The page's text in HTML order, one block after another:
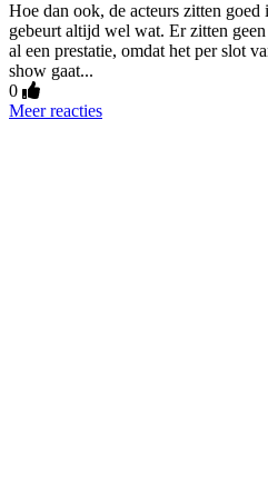
Hoe dan ook, de acteurs zitten
gebeurt altijd wel wat. Er zitten
al een prestatie, omdat het per slot
show gaat...
0
Meer reacties